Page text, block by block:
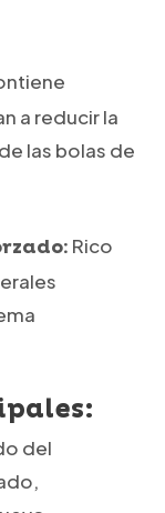
a reducir la
las bolas de
Rico
del